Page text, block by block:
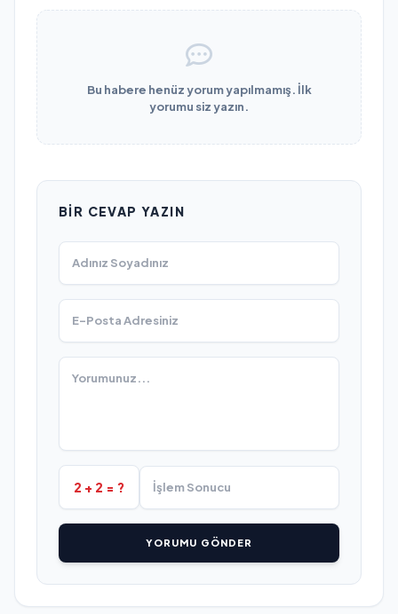
Bu habere henüz yorum yapılmamış. İlk
yorumu siz yazın.
BIR CEVAP YAZIN
2 + 2 = ?
YORUMU GÖNDER